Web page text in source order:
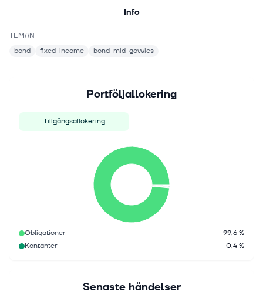
Info
TEMAN
bond
fixed-income bond-mid-govvies
Portföljallokering
Tillgångsallokering
Obligationer
99,6 %
Kontanter
0,4 %
Senaste händelser